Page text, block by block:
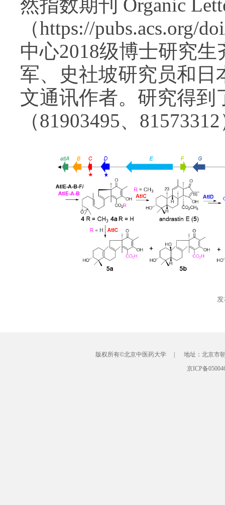
然指数期刊 Organic
（https://pubs.acs.org/
中心2018级博士研究
军、史社坡研究员和日
文通讯作者。研究得到
（81903495、
发
版权所有©北京中医药大学 | 地址：北京市朝
京ICP备